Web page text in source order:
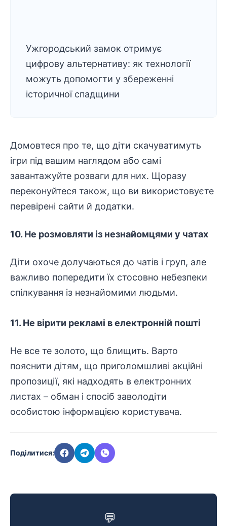
Ужгородський замок отримує
цифрову альтернативу: як технології
можуть допомогти у збереженні
історичної спадщини
Домовтеся про те, що діти скачуватимуть
ігри під вашим наглядом або самі
завантажуйте розваги для них. Щоразу
переконуйтеся також, що ви використовуєте
перевірені сайти й додатки.
10. Не розмовляти із незнайомцями у чатах
Діти охоче долучаються до чатів і груп, але
важливо попередити їх стосовно небезпеки
спілкування із незнайомими людьми.
11. Не вірити рекламі в електронній пошті
Не все те золото, що блищить. Варто
пояснити дітям, що приголомшливі акційні
пропозиції, які надходять в електронних
листах – обман і спосіб заволодіти
особистою інформацією користувача.
Поділитися:
💬